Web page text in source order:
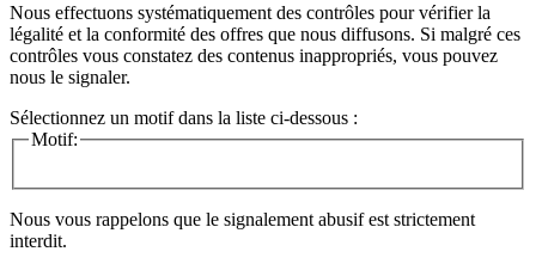
Nous effectuons systématiquement des contrôles pour vérifier la
légalité et la conformité des offres que nous diffusons. Si malgré ces
contrôles vous constatez des contenus inappropriés, vous pouvez
nous le signaler.
Sélectionnez un motif dans la liste ci-dessous :
Motif:
Nous vous rappelons que le signalement abusif est strictement
interdit.